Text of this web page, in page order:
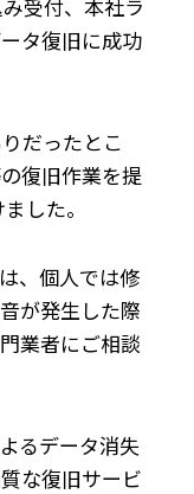
受付、本社ラ
タ復旧に成功
だったとこ
復旧作業を提
した。
、個人では修
が発生した際
業者にご相談
るデータ消失
な復旧サービ